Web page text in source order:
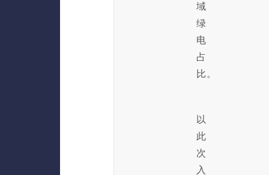
域
绿
电
占
比。
以
此
次
入